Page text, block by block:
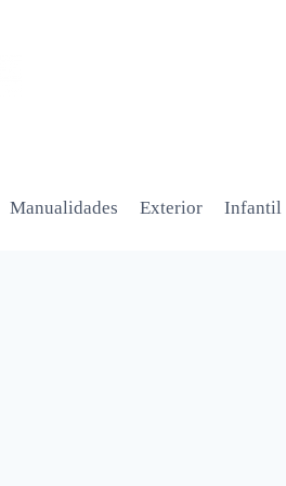
Manualidades Exterior Infantil